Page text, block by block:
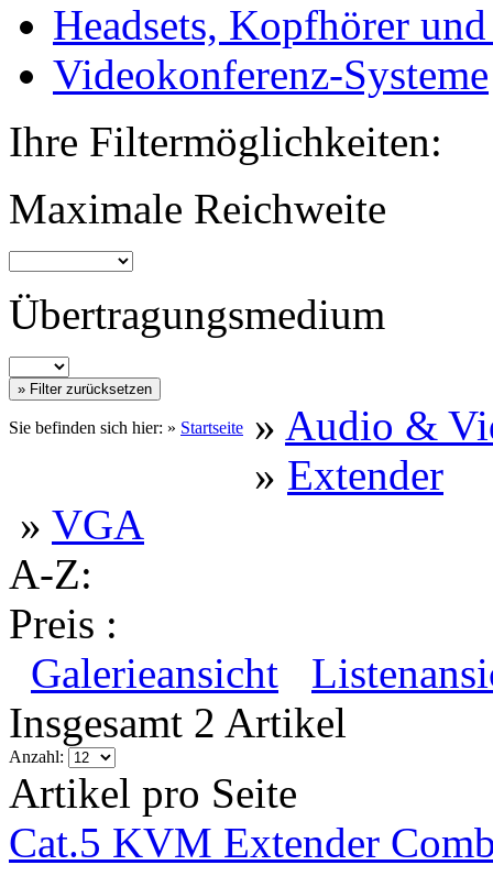
Headsets, Kopfhörer
Videokonferenz-Systeme
Ihre Filtermöglichkeiten:
Maximale Reichweite
Übertragungsmedium
Sie befinden sich hier: » Startseite » Audio &
» Extender
» VGA
A-Z:
Preis :
Galerieansicht
Insgesamt 2 Artikel
Anzahl:
Artikel pro Seite
Cat.5 KVM Extender